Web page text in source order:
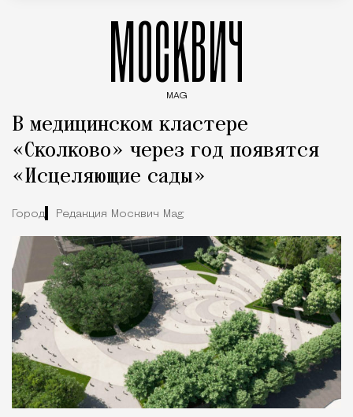
МОСКВИЧ
MAG
В медицинском кластере
«Сколково» через год появятся
«Исцеляющие сады»
Город Редакция Москвич Mag